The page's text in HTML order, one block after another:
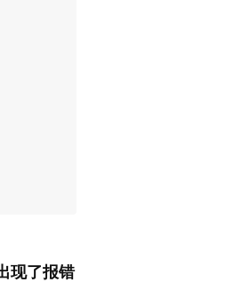
现了报错